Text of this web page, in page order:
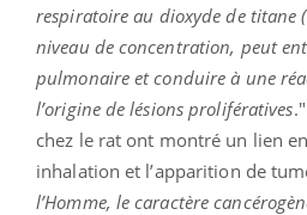
respiratoire au dioxyde de titane
niveau de concentration, peut
pulmonaire et conduire à une
l’origine de lésions prolifératives
chez le rat ont montré un lien
inhalation et l’apparition de
l’Homme, le caractère